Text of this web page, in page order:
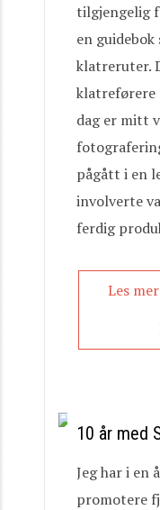
tilgjengelig
en
klatreruter.
klatreførere
dag er mitt
pågått i en
involverte
ferdig
Les
10 år med
Jeg har i en
promotere